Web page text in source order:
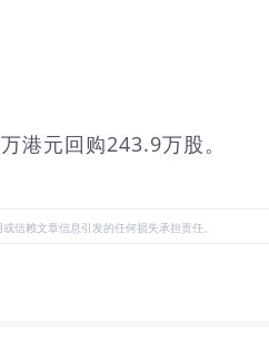
港元回购243.9万股。
信赖文章信息引发的任何损失承担责任。